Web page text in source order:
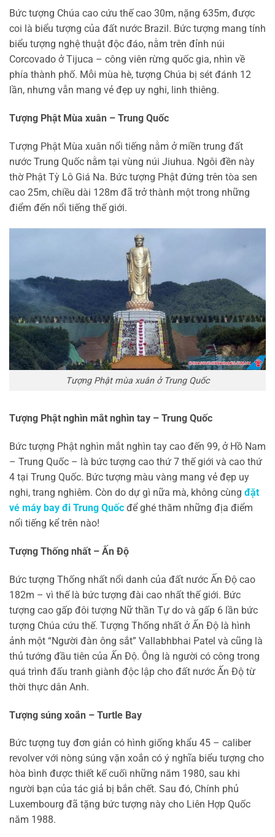
Bức tượng Chúa cao cứu thế cao 30m, nặng 635m, được
coi là biểu tượng của đất nước Brazil. Bức tượng mang tính
biểu tượng nghệ thuật độc đáo, nằm trên đỉnh núi
Corcovado ở Tijuca – công viên rừng quốc gia, nhìn về
phía thành phố. Mỗi mùa hè, tượng Chúa bị sét đánh 12
lần, nhưng vẫn mang vẻ đẹp uy nghi, linh thiêng.
Tượng Phật Mùa xuân – Trung Quốc
Tượng Phật Mùa xuân nổi tiếng nằm ở miền trung đất
nước Trung Quốc nằm tại vùng núi Jiuhua. Ngôi đền này
thờ Phật Tỳ Lô Giá Na. Bức tượng Phật đứng trên tòa sen
cao 25m, chiều dài 128m đã trở thành một trong những
điểm đến nổi tiếng thế giới.
Tượng Phật mùa xuân ở Trung Quốc
Tượng Phật nghìn mắt nghìn tay – Trung Quốc
Bức tượng Phật nghìn mắt nghìn tay cao đến 99, ở Hồ Nam
– Trung Quốc – là bức tượng cao thứ 7 thế giới và cao thứ
4 tại Trung Quốc. Bức tượng màu vàng mang vẻ đẹp uy
nghi, trang nghiêm. Còn do dự gì nữa mà, không cùng đặt
vé máy bay đi Trung Quốc để ghé thăm những địa điểm
nổi tiếng kể trên nào!
Tượng Thống nhất – Ấn Độ
Bức tượng Thống nhất nổi danh của đất nước Ấn Độ cao
182m – vì thế là bức tượng đài cao nhất thế giới. Bức
tượng cao gấp đôi tượng Nữ thần Tự do và gấp 6 lần bức
tượng Chúa cứu thế. Tượng Thống nhất ở Ấn Độ là hình
ảnh một “Người đàn ông sắt” Vallabhbhai Patel và cũng là
thủ tướng đầu tiên của Ấn Độ. Ông là người có công trong
quá trình đấu tranh giành độc lập cho đất nước Ấn Độ từ
thời thực dân Anh.
Tượng súng xoắn – Turtle Bay
Bức tượng tuy đơn giản có hình giống khẩu 45 – caliber
revolver với nòng súng vặn xoắn có ý nghĩa biểu tượng cho
hòa bình được thiết kế cuối những năm 1980, sau khi
người bạn của tác giả bị bắn chết. Sau đó, Chính phủ
Luxembourg đã tặng bức tượng này cho Liên Hợp Quốc
năm 1988.